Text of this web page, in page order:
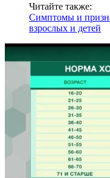
Читайте также:
Симптомы и
взрослых и детей